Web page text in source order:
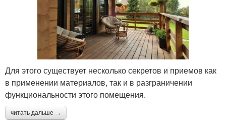
Для этого существует несколько секретов и приемов как
в применении материалов, так и в разграничении
функциональности этого помещения.
читать дальше →